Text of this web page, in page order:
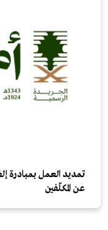
تمديد العمل بمبادرة
عن المكلّفين